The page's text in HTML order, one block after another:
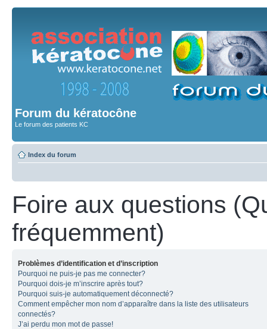
Forum du kératocône
Le forum des patients KC
Index du forum
Foire aux questions
fréquemment)
Problèmes d’identification et d’inscription
Pourquoi ne puis-je pas me connecter?
Pourquoi dois-je m’inscrire après tout?
Pourquoi suis-je automatiquement déconnecté?
Comment empêcher mon nom d’apparaître dans la liste des utilisateurs
connectés?
J’ai perdu mon mot de passe!